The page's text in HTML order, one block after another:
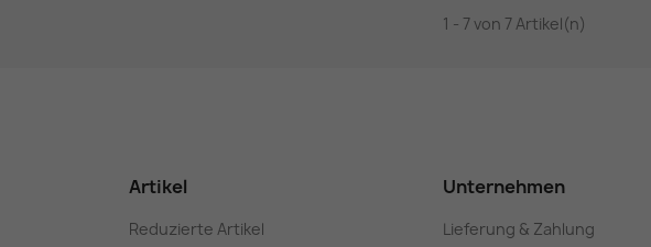
1 - 7 von 7 Artikel(n)
Artikel
Reduzierte Artikel
Unternehmen
Lieferung & Zahlung